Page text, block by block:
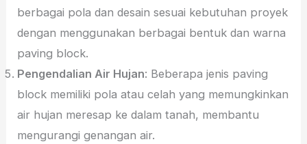
berbagai pola dan desain sesuai kebutuhan proyek
dengan menggunakan berbagai bentuk dan warna
paving block.
Pengendalian Air Hujan: Beberapa jenis paving
block memiliki pola atau celah yang memungkinkan
air hujan meresap ke dalam tanah, membantu
mengurangi genangan air.